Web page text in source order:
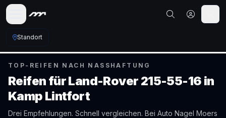
Standort
TOP-REIFEN NACH NASSHAFTUNG
Reifen fürLand-Rover 215-55-16 in
Kamp Lintfort
Drei Empfehlungen. Schnell vergleichen. Bei Auto Nagel Moers